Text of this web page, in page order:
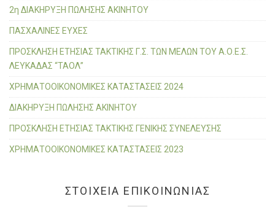
2η ΔΙΑΚΗΡΥΞΗ ΠΩΛΗΣΗΣ ΑΚΙΝΗΤΟΥ
ΠΑΣΧΑΛΙΝΕΣ ΕΥΧΕΣ
ΠΡΟΣΚΛΗΣΗ ΕΤΗΣΙΑΣ ΤΑΚΤΙΚΗΣ Γ.Σ. ΤΩΝ ΜΕΛΩΝ ΤΟΥ Α.Ο.Ε.Σ.
ΛΕΥΚΑΔΑΣ “ΤΑΟΛ”
ΧΡΗΜΑΤΟΟΙΚΟΝΟΜΙΚΕΣ ΚΑΤΑΣΤΑΣΕΙΣ 2024
ΔΙΑΚΗΡΥΞΗ ΠΩΛΗΣΗΣ ΑΚΙΝΗΤΟΥ
ΠΡΟΣΚΛΗΣΗ ΕΤΗΣΙΑΣ ΤΑΚΤΙΚΗΣ ΓΕΝΙΚΗΣ ΣΥΝΕΛΕΥΣΗΣ
ΧΡΗΜΑΤΟΟΙΚΟΝΟΜΙΚΕΣ ΚΑΤΑΣΤΑΣΕΙΣ 2023
ΣΤΟΙΧΕΙΑ ΕΠΙΚΟΙΝΩΝΙΑΣ